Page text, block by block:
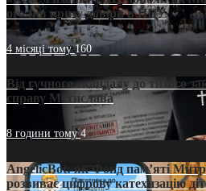
оголив кризу довіри в ПЦУ
4 місяці тому160
Від гучного скандалу до тихого
справу Мстислава
8 години тому4
AngelicBot: як Фонд пам’яті
розвиває цифрову катехизацію